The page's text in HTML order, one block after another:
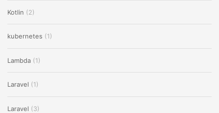
Kotlin (2)
kubernetes (1)
Lambda (1)
Laravel (1)
Laravel (3)